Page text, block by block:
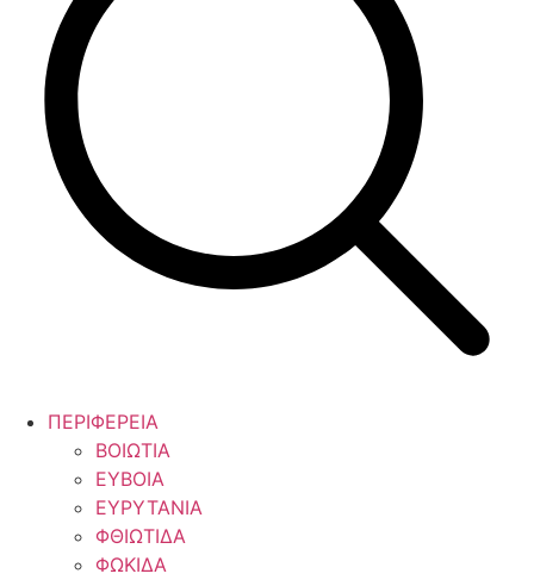
ΠΕΡΙΦΕΡΕΙΑ
ΒΟΙΩΤΙΑ
ΕΥΒΟΙΑ
ΕΥΡΥΤΑΝΙΑ
ΦΘΙΩΤΙΔΑ
ΦΩΚΙΔΑ